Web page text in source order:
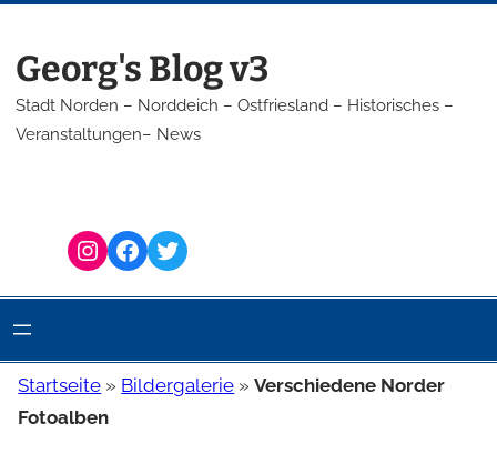
springen
Georg's Blog v3
Stadt Norden – Norddeich – Ostfriesland – Historisches –
Veranstaltungen– News
Instagram Facebook Twitter
Startseite » Bildergalerie »Verschiedene Norder
Fotoalben